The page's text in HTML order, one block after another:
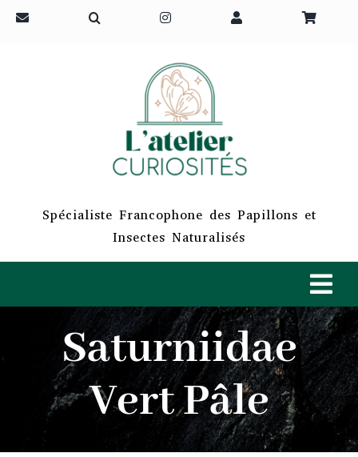
Passer
Spécialiste Francophone des Papillons et
Insectes Naturalisés
ACCUEIL
INSECTES NATURALISÉS
Saturniidae
Vert Pâle